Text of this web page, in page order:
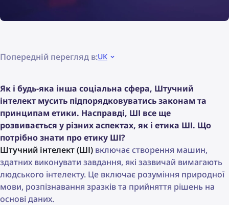
Попередній перегляд в:UK
Як і будь-яка інша соціальна сфера, Штучний
інтелект мусить підпорядковуватись законам та
принципам етики. Насправді, ШІ все ще
розвивається у різних аспектах, як і етика ШІ. Що
потрібно знати про етику ШІ?
Штучний інтелект (ШІ) включає створення машин,
здатних виконувати завдання, які зазвичай вимагають
людського інтелекту. Це включає розуміння природної
мови, розпізнавання зразків та прийняття рішень на
основі даних.